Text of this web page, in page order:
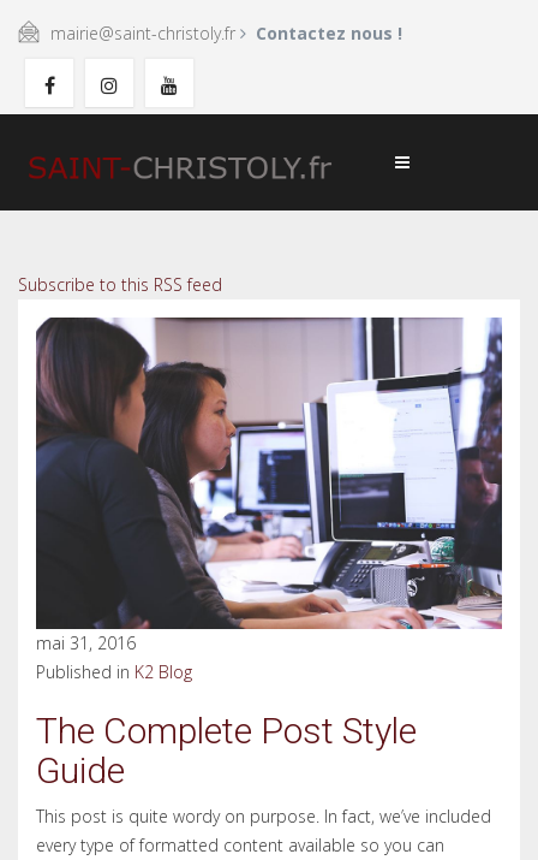
mairie@saint-christoly.fr Contactez nous !
Subscribe to this RSS feed
mai 31, 2016
Published in K2 Blog
The Complete Post Style
Guide
This post is quite wordy on purpose. In fact, we’ve included
every type of formatted content available so you can